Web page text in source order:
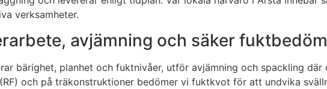
verksamheter.
avjämning och säker
bärighet, planhet och fuktnivåer, utför avjämning och spackling
och på träkonstruktioner bedömer vi fuktkvot för att undvika